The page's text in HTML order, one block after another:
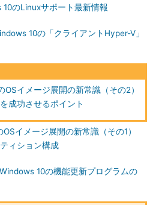
トの指定が求められないのでスム
ンインストールして一般化し、仮想
る場合は、前回記事の内容に従って推
ストールすることをお勧めします。
イメージをキャプチャーする場合
のLinuxサポート最新情報
10の「クライアントHyper-V」
OSイメージ展開の新常識（その2）
功させるポイント
イメージ展開の新常識（その1）
ィション構成
10の機能更新プログラムの